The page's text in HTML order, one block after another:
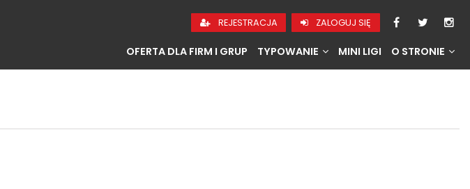
REJESTRACJA ZALOGUJ SIĘ
OFERTA DLA FIRM I GRUP TYPOWANIE MINI LIGI O STRONIE